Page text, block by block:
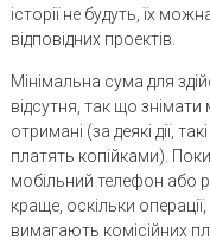
історії не будуть, їх
відповідних проектів.
Мінімальна сума для
відсутня, так що знімати
отримані (за деякі дії,
платять копійками).
мобільний телефон або
краще, оскільки
вимагають комісійних